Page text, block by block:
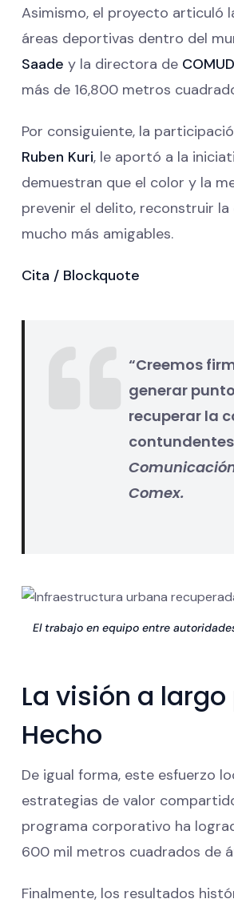
Asimismo, el proyecto articuló
áreas deportivas dentro del
Saade y la directora de
más de 16,800 metros
Por consiguiente, la
Ruben Kuri, le aportó a la
demuestran que el color y la
prevenir el delito, reconstruir
mucho más amigables.
Cita / Blockquote
“Creemos
generar
recuperar la
Comex.
El trabajo en equipo entre
La visión a
Hecho
De igual forma, este esfuerzo
estrategias de valor
programa corporativo ha
600 mil metros cuadrados de
Finalmente, los resultados